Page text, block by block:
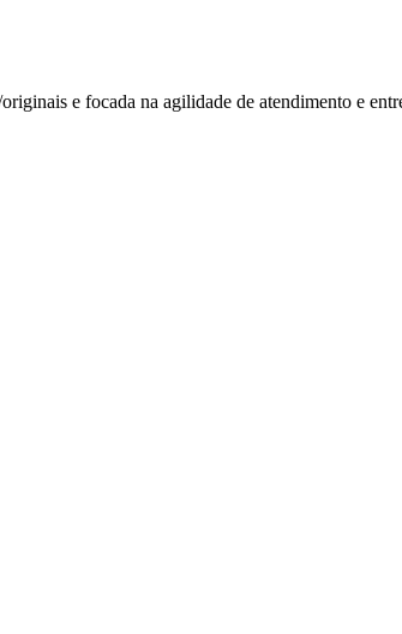
e focada na agilidade de atendimento e